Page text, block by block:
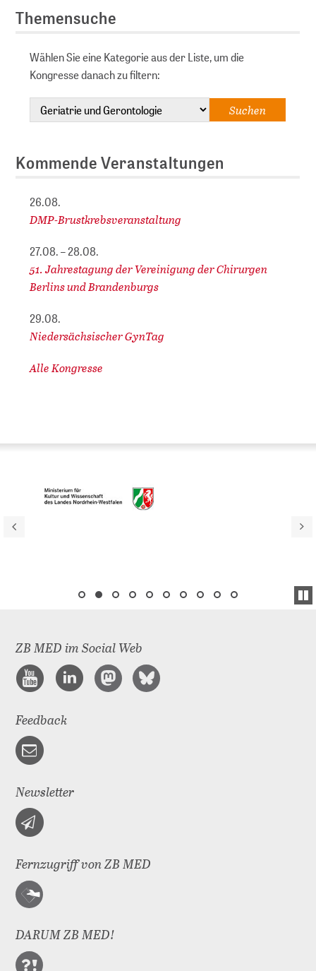
Themensuche
Wählen Sie eine Kategorie aus der Liste, um die
Kongresse danach zu filtern:
Kommende Veranstaltungen
26.08.
DMP-Brustkrebsveranstaltung
27.08. – 28.08.
51. Jahrestagung der Vereinigung der Chirurgen
Berlins und Brandenburgs
29.08.
Niedersächsischer GynTag
Alle Kongresse
ZB MED im Social Web
Feedback
Newsletter
Fernzugriff von ZB MED
DARUM ZB MED!